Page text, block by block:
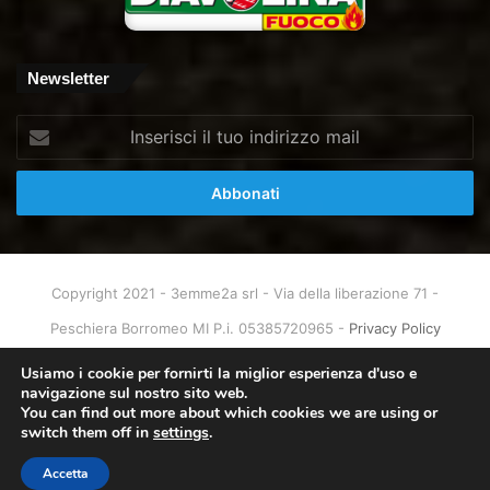
Newsletter
Inserisci
tuo
mail
Copyright 2021 - 3emme2a srl - Via della liberazione 71 -
Peschiera Borromeo MI P.i. 05385720965 - Privacy Policy
Home
About Info & Contatti
Facebook
X You Instagram
Usiamo i cookie per fornirti la miglior esperienza d'uso e
navigazione sul nostro sito web.
You can find out more about which cookies we are using or
switch them off in settings.
Accetta